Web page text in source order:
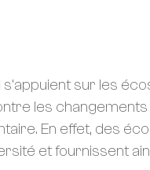
sur les
les
En effet, des
et fournissent